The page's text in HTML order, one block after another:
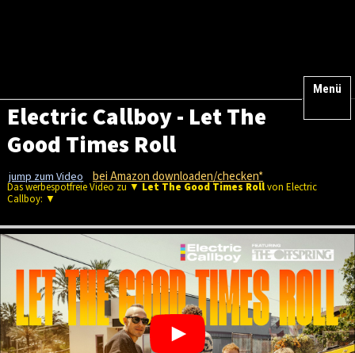
Menü
Electric Callboy - Let The
Good Times Roll
jump zum Video bei Amazon downloaden/checken*
Das werbespotfreie Video zu ▼ Let The Good Times Rollvon Electric
Callboy: ▼